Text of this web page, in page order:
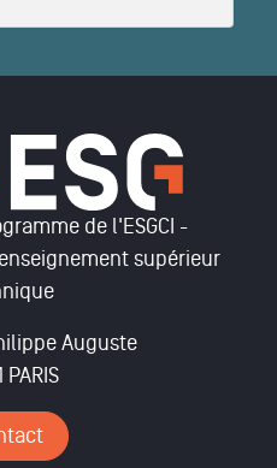
de l'ESGCI -
supérieur
Auguste
PARIS